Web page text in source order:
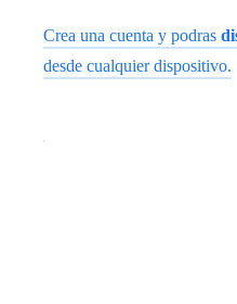
Crea una cuenta y podras
desde cualquier dispositivo.